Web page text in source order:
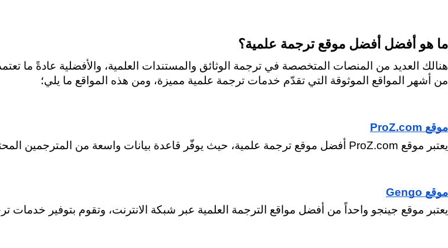
ما هو أفضل أفضل موقع ترجمة علمية؟
من أشهر المواقع الموثوقة التي تقدّم خدمات ترجمة علمية مميزة، ومن هذه المواقع ما يلي؛
موقع ProZ.com
يعتبر موقع ProZ.com أفضل موقع ترجمة علمية، حيث يوفّر قاعدة بيانات واسعة من المترجمين المحترفين الخاصة بالمجالات المختلفة، بما فيها مجال الترجمة العلمية.
موقع Gengo
يعتبر موقع جينجو واحداً من أفضل مواقع الترجمة العلمية عبر شبكة الانترنت، وتقوم بتوفير خدمات